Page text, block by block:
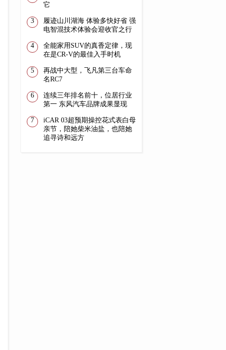
它
履迹山川湖海 体验多快好省 强
电智混技术体验会迎收官之行
全能家用SUV的真香定律，现
在是CR-V的最佳入手时机
再战中大型，飞凡第三台车命
名RC7
连续三年排名前十，位居行业
第一 东风汽车品牌成果显现
iCAR 03超预期操控花式表白母
亲节，陪她柴米油盐，也陪她
追寻诗和远方